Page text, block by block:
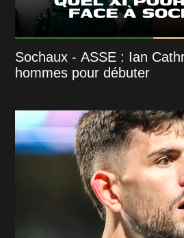
Sochaux - ASSE : Ian
hommes pour débuter